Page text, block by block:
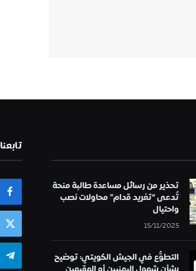
تحذير من رسائل مساعدة طالبة منحة
تُدعى “تغريد قدام” محاولات نصب
واحتيال
15/11/2025
التطوُّع في الجيش الكويتي: توضيح
تابعنا